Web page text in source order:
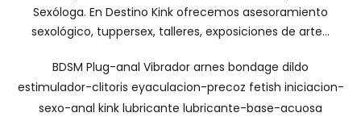
Sexóloga. En Destino Kink ofrecemos asesoramiento
sexológico, tuppersex, talleres, exposiciones de arte...
BDSM Plug-anal Vibrador arnes bondage dildo
estimulador-clitoris eyaculacion-precoz fetish iniciacion-
sexo-anal kink lubricante lubricante-base-acuosa